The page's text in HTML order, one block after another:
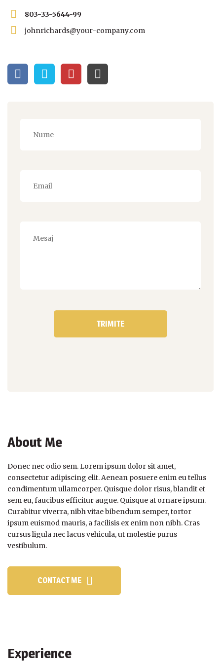
803-33-5644-99
johnrichards@your-company.com
About Me
Donec nec odio sem. Lorem ipsum dolor sit amet,
consectetur adipiscing elit. Aenean posuere enim eu tellus
condimentum ullamcorper. Quisque dolor risus, blandit et
sem eu, faucibus efficitur augue. Quisque at ornare ipsum.
Curabitur viverra, nibh vitae bibendum semper, tortor
ipsum euismod mauris, a facilisis ex enim non nibh. Cras
cursus ligula nec lacus vehicula, ut molestie purus
vestibulum.
CONTACT ME
Experience